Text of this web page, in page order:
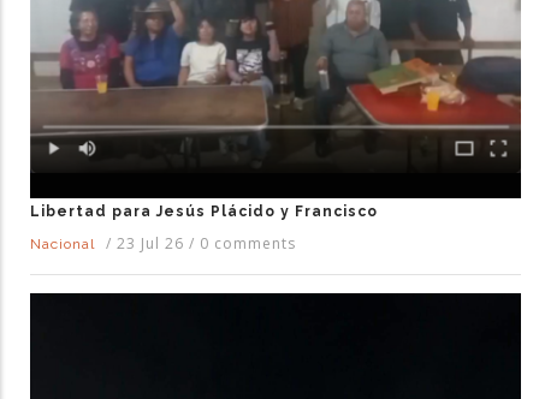
Libertad para Jesús Plácido y Francisco
Nacional
/ 23 Jul 26 / 0 comments